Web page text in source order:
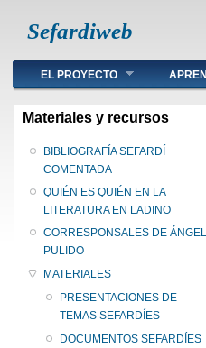
Sefardiweb
Main menu
EL PROYECTO
Materiales y recursos
BIBLIOGRAFÍA SEFARDÍ
COMENTADA
QUIÉN ES QUIÉN EN LA
LITERATURA EN LADINO
CORRESPONSALES DE ÁNGEL
PULIDO
MATERIALES
PRESENTACIONES DE
TEMAS SEFARDÍES
DOCUMENTOS SEFARDÍES